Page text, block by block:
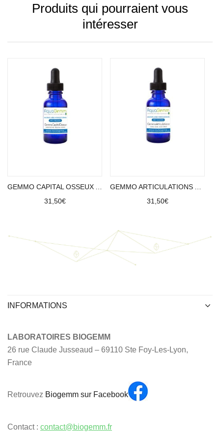
Produits qui pourraient vous
intéresser
31,50€
31,50€
INFORMATIONS
LABORATOIRES BIOGEMM
26 rue Claude Jusseaud – 69110 Ste Foy-Les-Lyon,
France
Retrouvez Biogemm sur Facebook
Contact : contact@biogemm.fr